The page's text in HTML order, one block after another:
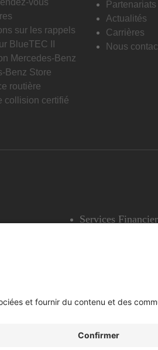
sur les rappels
BlueTEC II
Mercedes-Benz
Benz Store
routière
collision certifié
Actualités
Carrières
Nous
Services